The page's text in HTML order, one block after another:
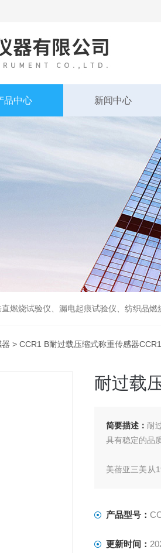
品中心 新闻中心
、摩擦磨损试验仪及试验机等各类检测仪器，并代理了德国WAZAU、德国PTL、德国FISCHER、日本NMB、日本NoiseKen、美国
> CCR1 B耐过载压缩式称重传感器
耐过载
简要描述： 耐
具有稳定的品
美蓓亚三美从
产品型号：
更新时间：